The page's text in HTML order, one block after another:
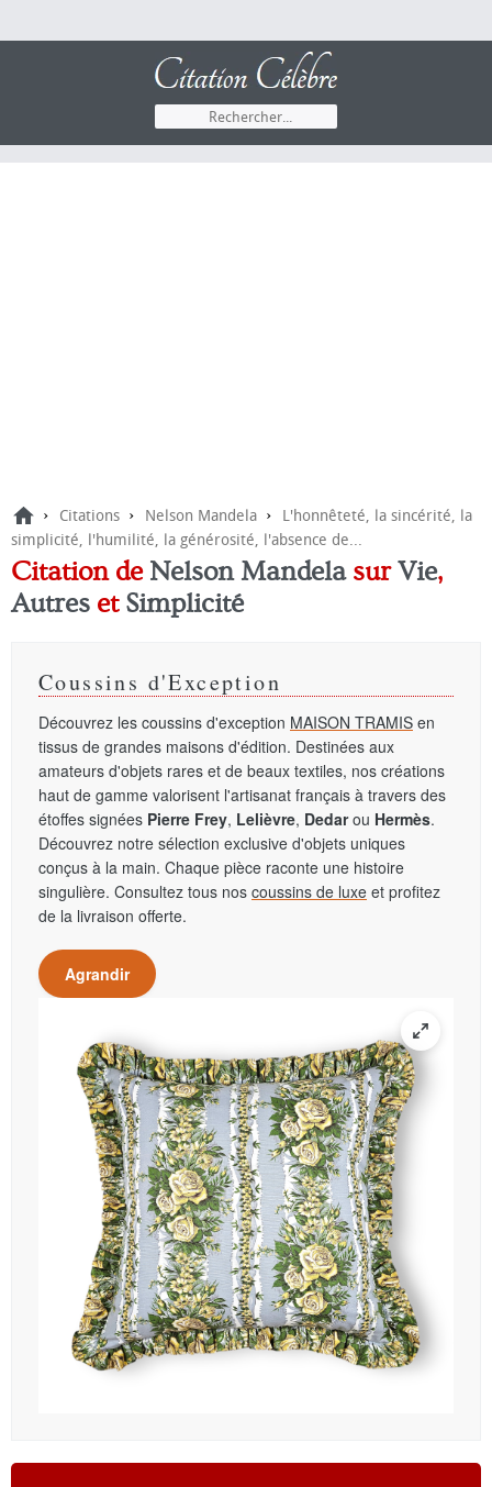
› Citations › Nelson Mandela ›
L'honnêteté, la sincérité, la
simplicité, l'humilité, la générosité, l'absence de...
Citation de Nelson MandelasurVie,
Autres et Simplicité
Coussins d'Exception
Découvrez les coussins d'exception MAISON TRAMIS en
tissus de grandes maisons d'édition. Destinées aux
amateurs d'objets rares et de beaux textiles, nos créations
haut de gamme valorisent l'artisanat français à travers des
étoffes signées Pierre Frey, Lelièvre, Dedarou Hermès.
Découvrez notre sélection exclusive d'objets uniques
conçus à la main. Chaque pièce raconte une histoire
singulière. Consultez tous nos coussins de luxe et profitez
de la livraison offerte.
Agrandir